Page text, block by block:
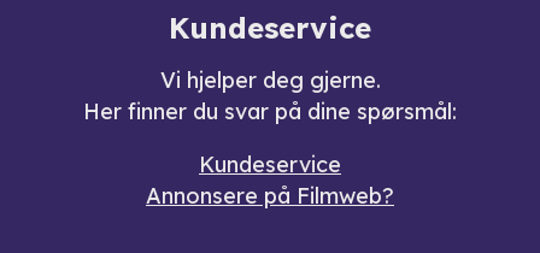
Kundeservice
Vi hjelper deg gjerne.
Her finner du svar på dine spørsmål:
Kundeservice
Annonsere på Filmweb?